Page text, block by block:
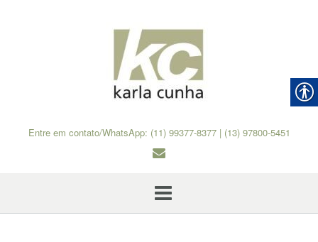
Entre em contato/WhatsApp: (11) 99377-8377 | (13) 97800-5451